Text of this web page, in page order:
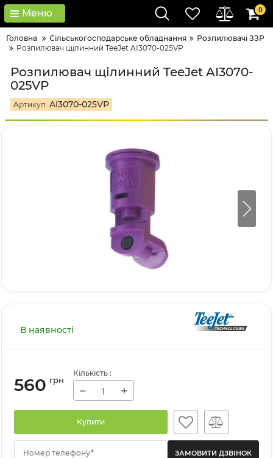
Меню 0
Головна Сільськогосподарське обладнання
Розпилювачі ЗЗР
Розпилювач щілинний TeeJet AI3070-025VP
Розпилювач щілинний TeeJet AI3070-
025VP
Артикул: AI3070-025VP
В наявності
560 грн
Кількість :
− +
Купити
Номер телефону*